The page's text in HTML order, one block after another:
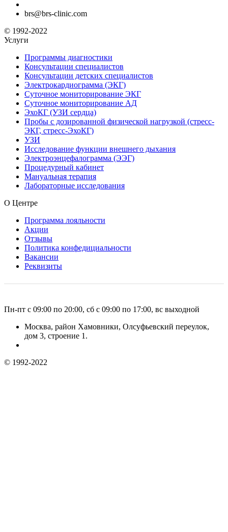
brs@brs-clinic.com
© 1992-2022
Услуги
Программы диагностики
Консультации специалистов
Консультации детских специалистов
Электрокардиограмма (ЭКГ)
Суточное мониторирование ЭКГ
Суточное мониторирование АД
ЭхоКГ (УЗИ сердца)
Пробы с дозированной физической нагрузкой (стресс-
ЭКГ, стресс-ЭхоКГ)
УЗИ
Исследование функции внешнего дыхания
Электроэнцефалограмма (ЭЭГ)
Процедурный кабинет
Мануальная терапия
Лабораторные исследования
О Центре
Программа лояльности
Акции
Отзывы
Политика конфедициальности
Вакансии
Реквизиты
Пн-пт с 09:00 по 20:00, сб с 09:00 по 17:00, вс выходной
Москва, район Хамовники, Олсуфьевский переулок,
дом 3, строение 1.
© 1992-2022